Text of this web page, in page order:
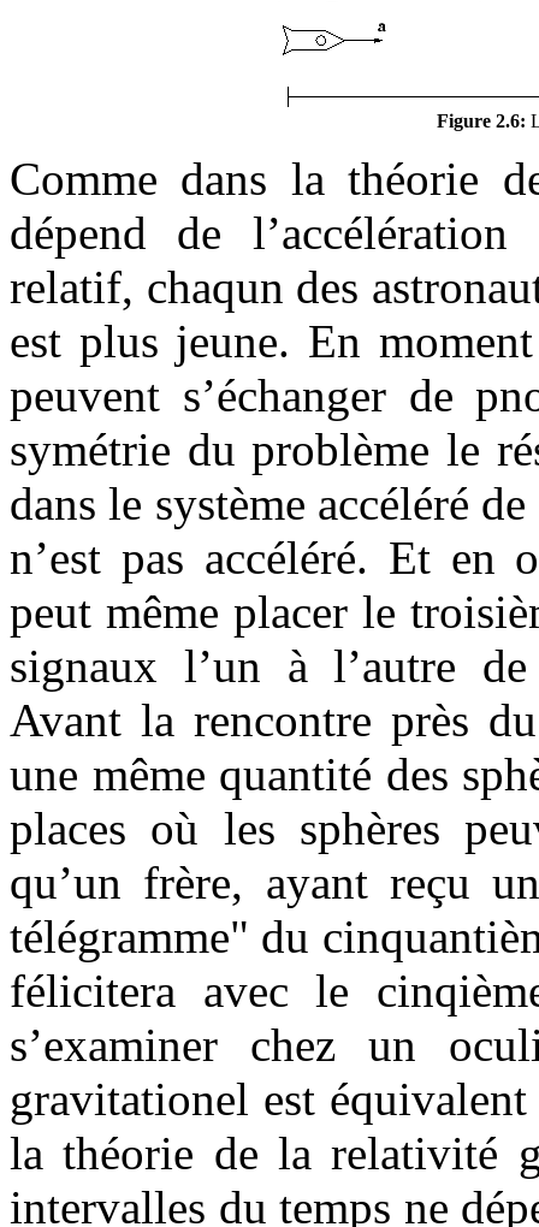
Figure 2.6:
Comme dans la théorie
dépend de
relatif, chaqun des
est plus jeune. En
peuvent s’échanger de
symétrie du problème le
dans le système accéléré
n’est pas accéléré. Et en
peut même placer le
signaux l’un à l’autre de
Avant la rencontre près
une même quantité des
places où les sphères
qu’un frère, ayant reçu
télégramme" du
félicitera avec le
s’examiner chez un
gravitationel est
la théorie de la relativité
intervalles du temps ne